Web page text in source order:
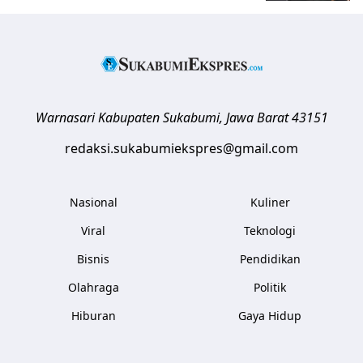
Warnasari Kabupaten Sukabumi, Jawa Barat 43151
redaksi.sukabumiekspres@gmail.com
Nasional
Viral
Bisnis
Olahraga
Hiburan
Kuliner
Teknologi
Pendidikan
Politik
Gaya Hidup